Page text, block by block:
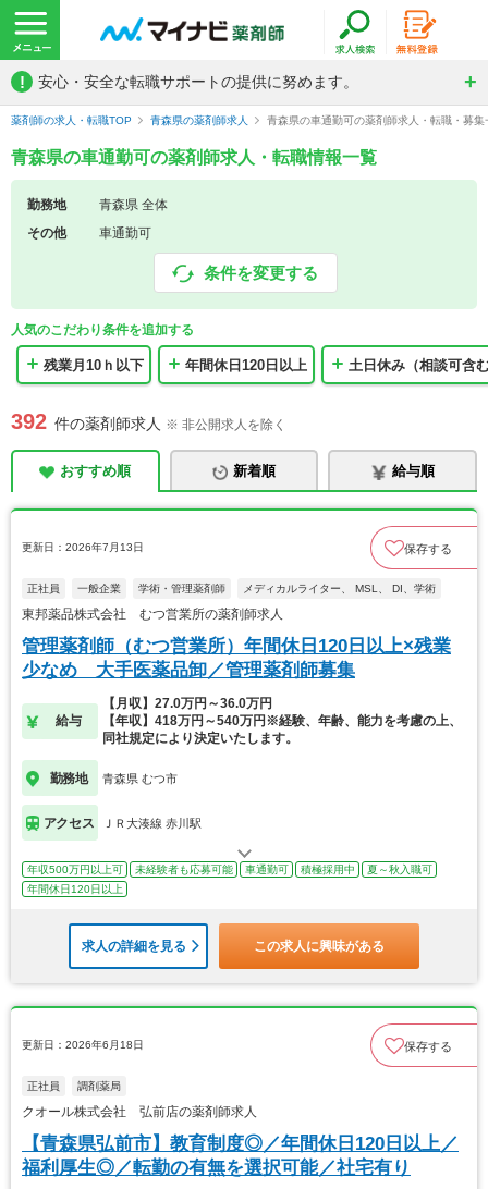
! 安心・安全な転職サポートの提供に努めます。
薬剤師の求人・転職TOP 青森県の薬剤師求人 青森県の車通勤可の薬剤師求人・転職・募集
青森県の車通勤可の薬剤師求人・転職情報一覧
勤務地
青森県 全体
その他
車通勤可
条件を変更する
人気のこだわり条件を追加する
残業月10ｈ以下 年間休日120日以上 土日休み（相談可含
392 件の薬剤師求人 ※ 非公開求人を除く
おすすめ順 新着順 給与順
更新日：2026年7月13日 保存する
正社員 一般企業 学術・管理薬剤師 メディカルライター、 MSL、 DI、学術
東邦薬品株式会社 むつ営業所の薬剤師求人
管理薬剤師（むつ営業所）年間休日120日以上×残業
少なめ 大手医薬品卸／管理薬剤師募集
給与
【月収】27.0万円～36.0万円
【年収】418万円～540万円※経験、年齢、能力を考慮の上、
同社規定により決定いたします。
勤務地 青森県 むつ市
アクセス ＪＲ大湊線 赤川駅
年収500万円以上可 未経験者も応募可能 車通勤可 積極採用中
夏～秋入職可
年間休日120日以上
求人の詳細を見る この求人に興味がある
更新日：2026年6月18日 保存する
正社員 調剤薬局
クオール株式会社 弘前店の薬剤師求人
【青森県弘前市】教育制度◎／年間休日120日以上／
福利厚生◎／転勤の有無を選択可能／社宅有り